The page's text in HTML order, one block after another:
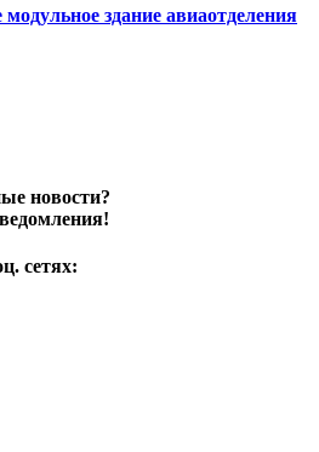
здание авиаотделения
новости?
сетях: